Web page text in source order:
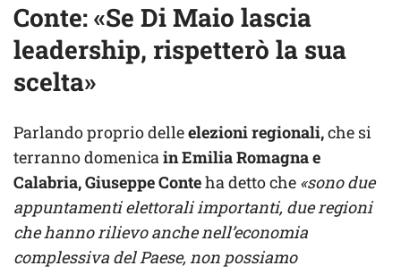
Conte: «Se Di Maio lascia
leadership, rispetterò la sua
scelta»
Parlando proprio delleelezioni regionali,che si
terranno domenicain Emilia Romagna e
Calabria,Giuseppe Conteha detto che «sono due
appuntamenti elettorali importanti, due regioni
che hanno rilievo anche nell’economia
complessiva del Paese, non possiamo